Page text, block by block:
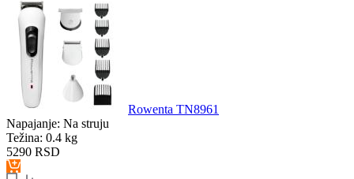
Rowenta TN8961
Napajanje: Na struju
Težina: 0.4 kg
5290 RSD